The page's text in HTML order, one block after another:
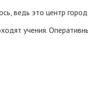
ведь это центр
учения.